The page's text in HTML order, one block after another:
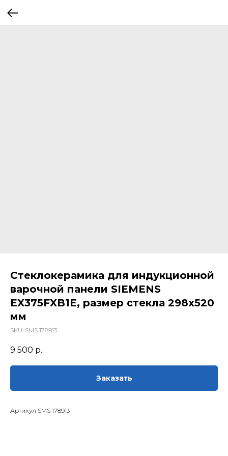
Стеклокерамика для индукционной
варочной панели SIEMENS
EX375FXB1E, размер стекла 298х520
мм
SKU: SMS 178913
9 500 р.
Заказать
Артикул SMS 178913